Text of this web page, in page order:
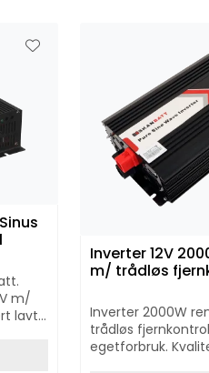
m/
lavt
Inverter 12V
m/ trådløs
Inverter 2000W
trådløs
egetforbruk.